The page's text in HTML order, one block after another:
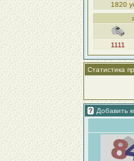
1820
1111
Статистика
Добавить